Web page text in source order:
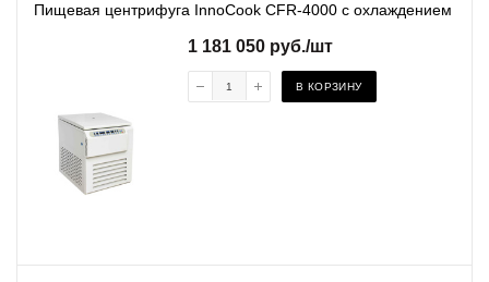
Пищевая центрифуга InnoCook CFR-4000 с охлаждением
1 181 050 руб./шт
В КОРЗИНУ